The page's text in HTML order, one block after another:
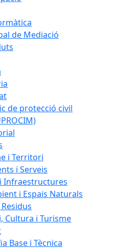
de Mediació
de protecció civil
i Territori
i Serveis
Infraestructures
i Espais Naturals
Cultura i Turisme
Base i Tècnica